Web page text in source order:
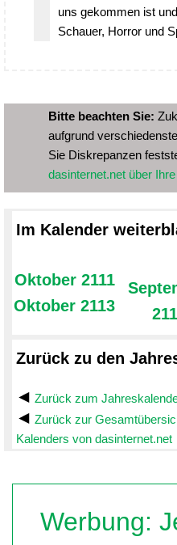
uns gekommen ist
Schauer, Horror und
Bitte beachten Sie:
aufgrund
Sie Diskrepanzen
dasinternet.net über
Im Kalender
Oktober 2111
Oktober 2113
Zurück zu den
Zurück zum
Zurück zur
Kalenders von dasinternet.net
Werbung: